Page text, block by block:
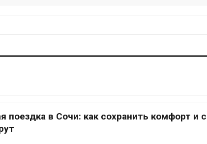
поездка в Сочи: как сохранить комфорт и
Авг 7, 2026